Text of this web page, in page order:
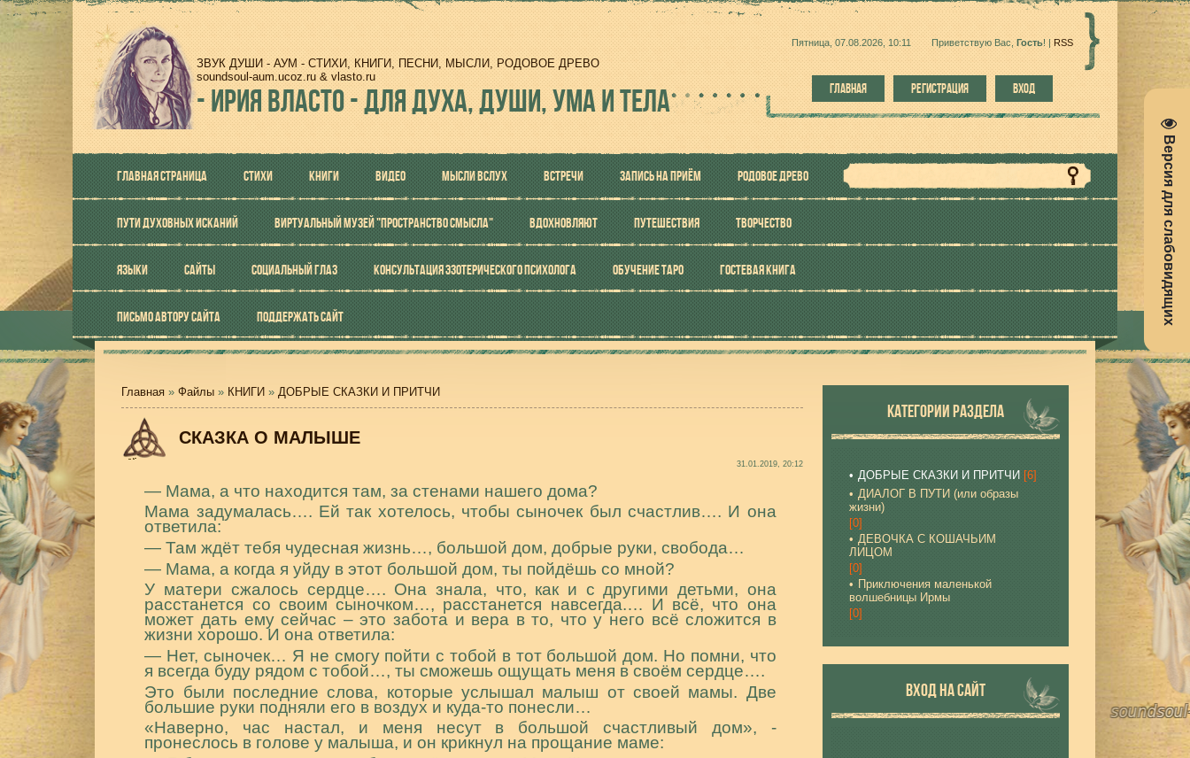
Версия для слабовидящих
ЗВУК ДУШИ - АУМ - СТИХИ, КНИГИ, ПЕСНИ, МЫСЛИ, РОДОВОЕ ДРЕВО
soundsoul-aum.ucoz.ru & vlasto.ru
-ИРИЯ ВЛАСТО - ДЛЯ ДУХА, ДУШИ, УМА И ТЕЛА
Пятница, 07.08.2026, 10:11 Приветствую Вас Гость! | RSS
ГЛАВНАЯ РЕГИСТРАЦИЯ ВХОД
ГЛАВНАЯ СТРАНИЦА СТИХИ КНИГИ ВИДЕО МЫСЛИ ВСЛУХ ВСТРЕЧИ ЗАПИСЬ НА ПРИЁМ РОДОВОЕ ДРЕВО
ПУТИ ДУХОВНЫХ ИСКАНИЙ ВИРТУАЛЬНЫЙ МУЗЕЙ "ПРОСТРАНСТВО СМЫСЛА" ВДОХНОВЛЯЮТ ПУТЕШЕСТВИЯ ТВОРЧЕСТВО
ЯЗЫКИ САЙТЫ СОЦИАЛЬНЫЙ ГЛАЗ КОНСУЛЬТАЦИЯ ЭЗОТЕРИЧЕСКОГО ПСИХОЛОГА ОБУЧЕНИЕ ТАРО ГОСТЕВАЯ КНИГА
ПИСЬМО АВТОРУ САЙТА ПОДДЕРЖАТЬ САЙТ
Главная » Файлы » КНИГИ » ДОБРЫЕ СКАЗКИ И ПРИТЧИ
СКАЗКА О МАЛЫШЕ
31.01.2019, 20:12
― Мама, а что находится там, за стенами нашего дома?
Мама задумалась…. Ей так хотелось, чтобы сыночек был счастлив…. И она
ответила:
― Там ждёт тебя чудесная жизнь…, большой дом, добрые руки, свобода…
― Мама, а когда я уйду в этот большой дом, ты пойдёшь со мной?
У матери сжалось сердце…. Она знала, что, как и с другими детьми, она
расстанется со своим сыночком…, расстанется навсегда.… И всё, что она
может дать ему сейчас – это забота и вера в то, что у него всё сложится в
жизни хорошо. И она ответила:
― Нет, сыночек… Я не смогу пойти с тобой в тот большой дом. Но помни, что
я всегда буду рядом с тобой…, ты сможешь ощущать меня в своём сердце….
Это были последние слова, которые услышал малыш от своей мамы. Две
большие руки подняли его в воздух и куда-то понесли…
«Наверно, час настал, и меня несут в большой счастливый дом», -
пронеслось в голове у малыша, и он крикнул на прощание маме:
КАТЕГОРИИ РАЗДЕЛА
ДОБРЫЕ СКАЗКИ И ПРИТЧИ [6]
ДИАЛОГ В ПУТИ (или образы
жизни)
[0]
ДЕВОЧКА С КОШАЧЬИМ
ЛИЦОМ
[0]
Приключения маленькой
волшебницы Ирмы
[0]
ВХОД НА САЙТ